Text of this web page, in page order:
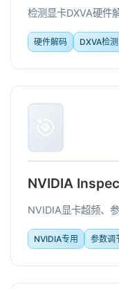
检测显卡DXVA硬件
硬件解码 DXVA检测
🎯
NVIDIA
NVIDIA显卡超频、
NVIDIA专用 参数调